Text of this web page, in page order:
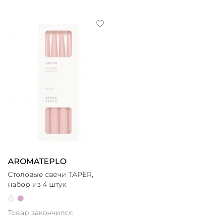
AROMATEPLO
Столовые свечи TAPER,
набор из 4 штук
Товар закончился